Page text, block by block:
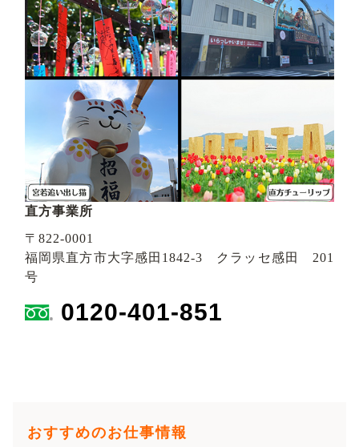
直方事業所
〒822-0001
福岡県直方市大字感田1842-3 クラッセ感田 201
号
0120-401-851
おすすめのお仕事情報